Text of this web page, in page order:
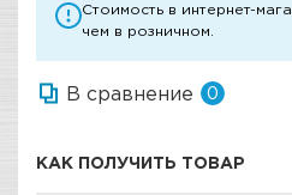
Стоимость в интернет-
чем в розничном.
В сравнение 0
КАК ПОЛУЧИТЬ ТОВАР